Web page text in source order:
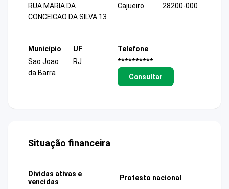
RUA MARIA DA
CONCEICAO DA SILVA 13
Cajueiro
28200-000
Município
Sao Joao
da Barra
UF
RJ
Telefone
**********
Consultar
Situação financeira
Dívidas ativas e
vencidas
Protesto nacional